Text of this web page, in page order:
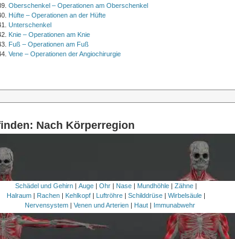
Oberschenkel – Operationen am Oberschenkel
Hüfte – Operationen an der Hüfte
Unterschenkel
Knie – Operationen am Knie
Fuß – Operationen am Fuß
Vene – Operationen der Angiochirurgie
Nach Körperregion
Schädel und Gehirn |Auge |Ohr | Nase | Mundhöhle |Zähne |
Halraum | Rachen | Kehlkopf | Luftröhre |Schilddrüse |Wirbelsäule |
Nervensystem| Venen und Arterien| Haut| Immunabwehr